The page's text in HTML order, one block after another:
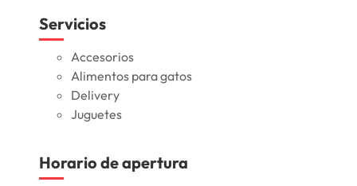
Servicios
Accesorios
Alimentos para gatos
Delivery
Juguetes
Horario de apertura